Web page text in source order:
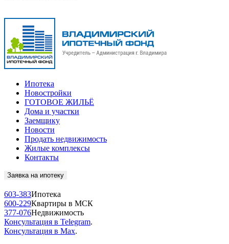
Ипотека
Новостройки
ГОТОВОЕ ЖИЛЬЁ
Дома и участки
Заемщику
Новости
Продать недвижимость
Жилые комплексы
Контакты
Заявка на ипотеку
603-383Ипотека
600-229Квартиры в МСК
377-076Недвижимость
Консультация в Telegram.
Консультация в Max.